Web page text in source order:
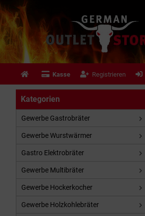
Kasse Registrieren
Kategorien
Gewerbe Gastrobräter
Gewerbe Wurstwärmer
Gastro Elektrobräter
Gewerbe Multibräter
Gewerbe Hockerkocher
Gewerbe Holzkohlebräter